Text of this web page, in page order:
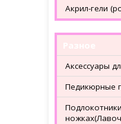
Акрил-гели
Аксессуары
Педикюрные